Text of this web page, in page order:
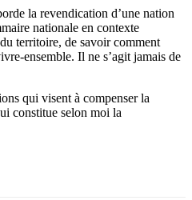
la revendication d’une nation
nationale en contexte
territoire, de savoir comment
ensemble. Il ne s’agit jamais de
qui visent à compenser la
constitue selon moi la